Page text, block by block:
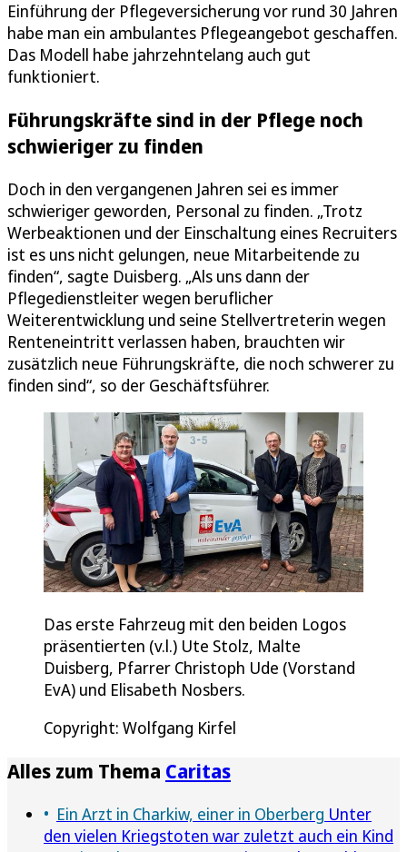
Einführung der Pflegeversicherung vor rund 30 Jahren
habe man ein ambulantes Pflegeangebot geschaffen.
Das Modell habe jahrzehntelang auch gut
funktioniert.
Führungskräfte sind in der Pflege noch
schwieriger zu finden
Doch in den vergangenen Jahren sei es immer
schwieriger geworden, Personal zu finden. „Trotz
Werbeaktionen und der Einschaltung eines Recruiters
ist es uns nicht gelungen, neue Mitarbeitende zu
finden“, sagte Duisberg. „Als uns dann der
Pflegedienstleiter wegen beruflicher
Weiterentwicklung und seine Stellvertreterin wegen
Renteneintritt verlassen haben, brauchten wir
zusätzlich neue Führungskräfte, die noch schwerer zu
finden sind“, so der Geschäftsführer.
Das erste Fahrzeug mit den beiden Logos
präsentierten (v.l.) Ute Stolz, Malte
Duisberg, Pfarrer Christoph Ude (Vorstand
EvA) und Elisabeth Nosbers.
Copyright: Wolfgang Kirfel
Alles zum Thema Caritas
Ein Arzt in Charkiw, einer in Oberberg Unter
den vielen Kriegstoten war zuletzt auch ein Kind